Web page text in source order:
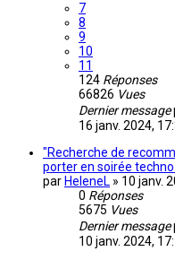
7
8
9
10
11
124 Réponses
66826 Vues
Dernier message
16 janv. 2024,
"Recherche de
porter en soirée techno
par HeleneL » 10 janv.
0 Réponses
5675 Vues
Dernier message
10 janv. 2024,